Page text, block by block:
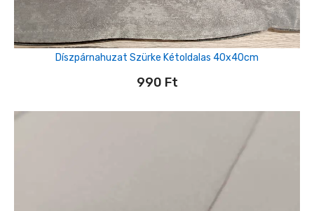
Díszpárnahuzat Szürke Kétoldalas 40x40cm
990 Ft